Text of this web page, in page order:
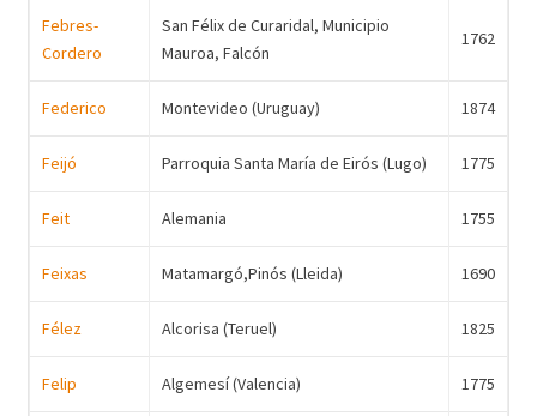
Febres-
Cordero
San Félix de Curaridal, Municipio
Mauroa, Falcón
1762
Federico Montevideo (Uruguay) 1874
Feijó Parroquia Santa María de Eirós (Lugo) 1775
Feit Alemania 1755
Feixas Matamargó,Pinós (Lleida) 1690
Félez Alcorisa (Teruel) 1825
Felip Algemesí (Valencia) 1775